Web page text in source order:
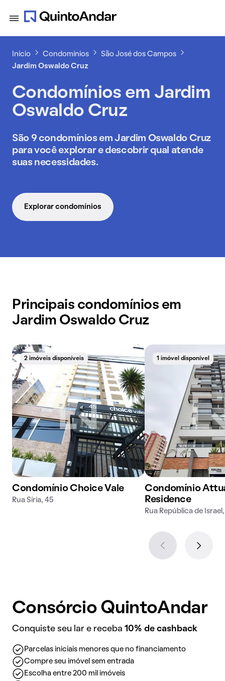
Início Condomínios
São José dos Campos
Jardim Oswaldo Cruz
Condomínios em Jardim
Oswaldo Cruz
São 9 condomínios em Jardim Oswaldo Cruz
para você explorar e descobrir qual atende
suas necessidades.
Explorar condomínios
Principais condomínios em
Jardim Oswaldo Cruz
2 imóveis disponíveis
Condomínio Choice Vale
Rua Síria, 45
1 imóvel disponível
Condomínio
Residence
Rua República de
Consórcio QuintoAndar
Conquiste seu lar e receba 10% de cashback
Parcelas iniciais menores que no financiamento
Compre seu imóvel sem entrada
Escolha entre 200 mil imóveis